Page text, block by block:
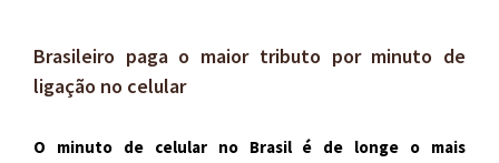
Brasileiro paga o maior tributo por minuto de
ligação no celular
O minuto de celular no Brasil é de longe o mais